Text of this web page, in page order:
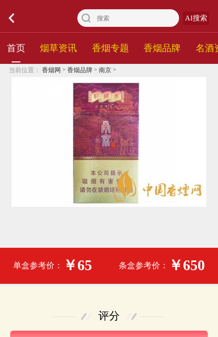
AI搜索
首页 烟草资讯 香烟专题 香烟品牌 名酒
当前位置： 香烟网 > 香烟品牌 > 南京>
单盒参考价： ￥65 条盒参考价： ￥650
评分